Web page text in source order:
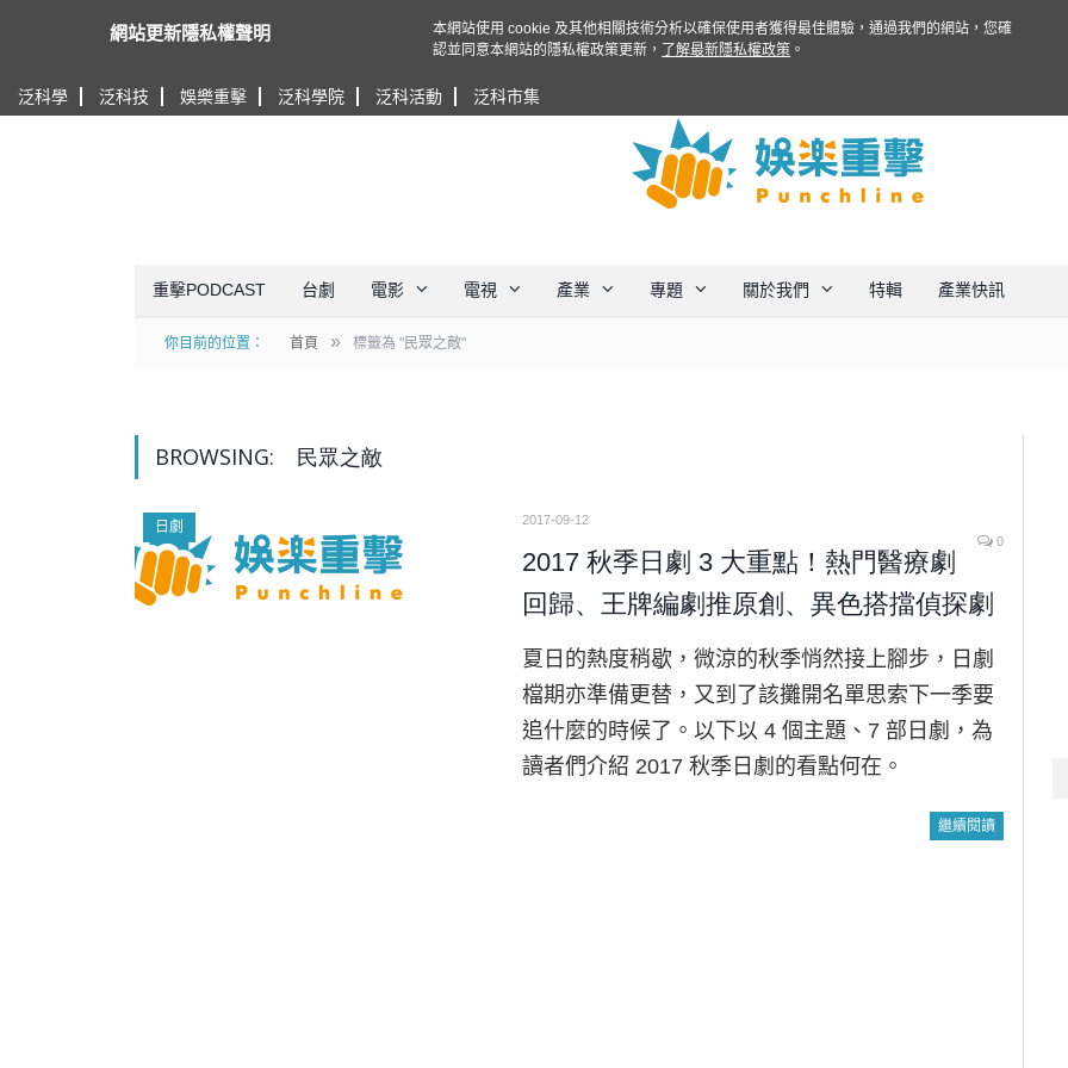
泛科學 泛科技 娛樂重擊 泛科學院 泛科活動 泛科市集
重擊PODCAST 台劇 電影 電視 產業 專題 關於我們 特輯 產業快訊
你目前的位置： 首頁 » 標籤為 "民眾之敵"
BROWSING: 民眾之敵
日劇
2017-09-12
0
2017 秋季日劇 3 大重點！熱門醫療劇
回歸、王牌編劇推原創、異色搭擋偵探劇
夏日的熱度稍歇，微涼的秋季悄然接上腳步，日劇
檔期亦準備更替，又到了該攤開名單思索下一季要
追什麼的時候了。以下以 4 個主題、7 部日劇，為
讀者們介紹 2017 秋季日劇的看點何在。
繼續閱讀
網站更新隱私權聲明
本網站使用 cookie 及其他相關技術分析以確保使用者獲得最佳體驗，通過我們的網站，您確
認並同意本網站的隱私權政策更新，
了解最新隱私權政策 。